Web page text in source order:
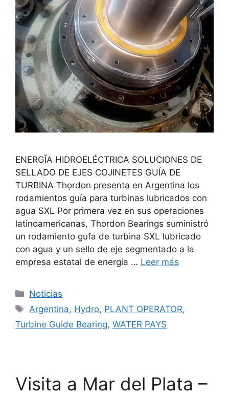
ENERGĪA HIDROELÉCTRICA SOLUCIONES DE
SELLADO DE EJES COJINETES GUÍA DE
TURBINA Thọrdon presenta en Argentina los
rodamientos guía para turbinas lubricados con
agua SXL Por primera vez en sus operaciones
latinoamericanas, Thordon Bearings suministró
un rodamiento gufa de turbina SXL lubricado
con agua y un sello de eje segmentado a la
empresa estatal de energia … Leer más
Categorías
Noticias
Etiquetas
Argentina, Hydro, PLANT OPERATOR,
Turbine Guide Bearing, WATER PAYS
Visita a Mar del Plata –